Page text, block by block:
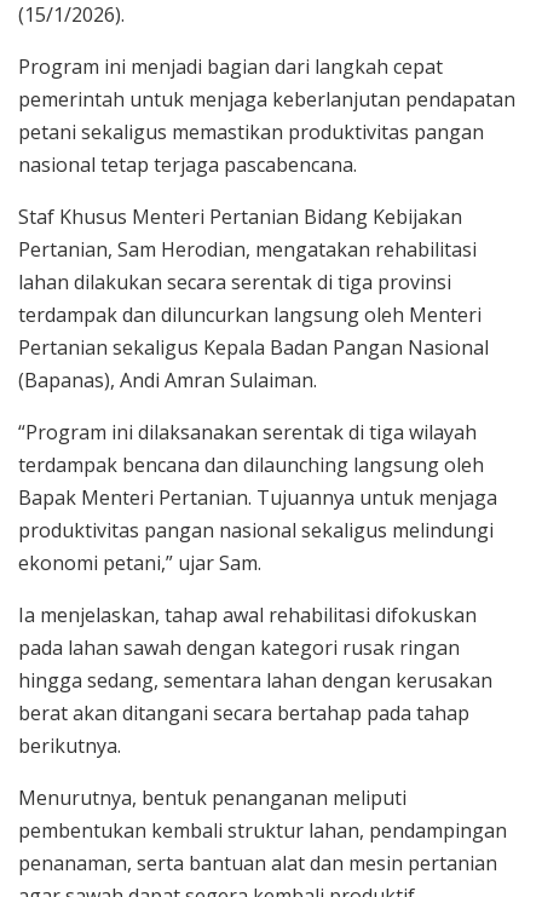
(15/1/2026).
Program ini menjadi bagian dari langkah cepat
pemerintah untuk menjaga keberlanjutan pendapatan
petani sekaligus memastikan produktivitas pangan
nasional tetap terjaga pascabencana.
Staf Khusus Menteri Pertanian Bidang Kebijakan
Pertanian, Sam Herodian, mengatakan rehabilitasi
lahan dilakukan secara serentak di tiga provinsi
terdampak dan diluncurkan langsung oleh Menteri
Pertanian sekaligus Kepala Badan Pangan Nasional
(Bapanas), Andi Amran Sulaiman.
“Program ini dilaksanakan serentak di tiga wilayah
terdampak bencana dan dilaunching langsung oleh
Bapak Menteri Pertanian. Tujuannya untuk menjaga
produktivitas pangan nasional sekaligus melindungi
ekonomi petani,” ujar Sam.
Ia menjelaskan, tahap awal rehabilitasi difokuskan
pada lahan sawah dengan kategori rusak ringan
hingga sedang, sementara lahan dengan kerusakan
berat akan ditangani secara bertahap pada tahap
berikutnya.
Menurutnya, bentuk penanganan meliputi
pembentukan kembali struktur lahan, pendampingan
penanaman, serta bantuan alat dan mesin pertanian